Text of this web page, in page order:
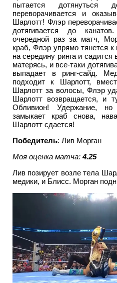
пытается
переворачивается и
Шарлотт! Флэр
дотягивается до
очередной раз за матч,
краб, Флэр упрямо тянется к
на середину ринга и
матерясь, и все-таки
выпадает в ринг-сайд.
подходит к Шарлотт,
Шарлотт за волосы, Флэр
Шарлотт возвращается, и
Обливион! Удержание,
замыкает краб снова,
Шарлотт сдается!
Победитель: Лив Морган
Моя оценка матча:4.25
Лив позирует возле тела
медики, и Блисс. Морган